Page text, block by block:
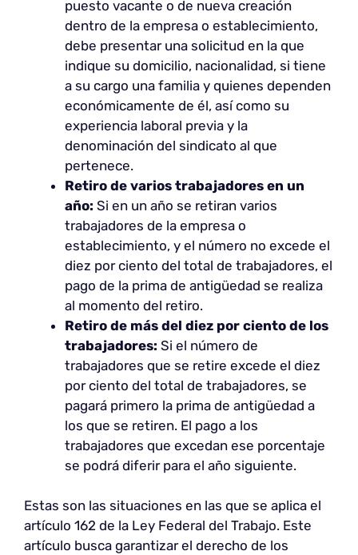
puesto vacante o de nueva creación
dentro de la empresa o establecimiento,
debe presentar una solicitud en la que
indique su domicilio, nacionalidad, si tiene
a su cargo una familia y quienes dependen
económicamente de él, así como su
experiencia laboral previa y la
denominación del sindicato al que
pertenece.
Retiro de varios trabajadores en un
año: Si en un año se retiran varios
trabajadores de la empresa o
establecimiento, y el número no excede el
diez por ciento del total de trabajadores, el
pago de la prima de antigüedad se realiza
al momento del retiro.
Retiro de más del diez por ciento de los
trabajadores: Si el número de
trabajadores que se retire excede el diez
por ciento del total de trabajadores, se
pagará primero la prima de antigüedad a
los que se retiren. El pago a los
trabajadores que excedan ese porcentaje
se podrá diferir para el año siguiente.
Estas son las situaciones en las que se aplica el
artículo 162 de la Ley Federal del Trabajo. Este
artículo busca garantizar el derecho de los